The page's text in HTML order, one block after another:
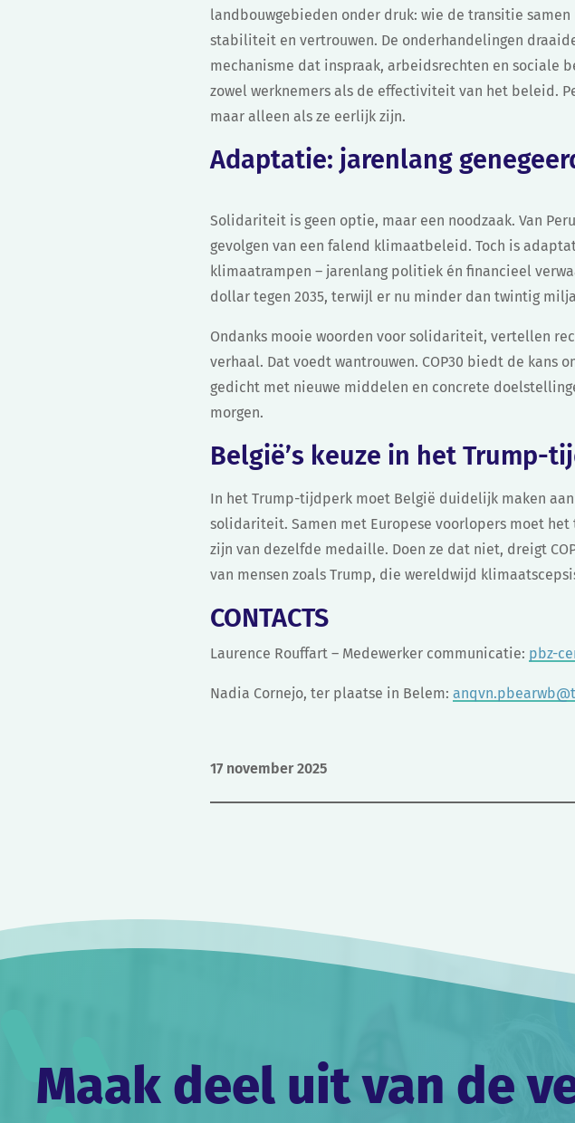
17 november 2025
landbouwgebieden onder druk: wie de transitie
stabiliteit en vertrouwen. De onderhandelingen
mechanisme dat inspraak, arbeidsrechten en sociale
zowel werknemers als de effectiviteit van het beleid.
maar alleen als ze eerlijk zijn.
Adaptatie: jarenlang
Solidariteit is geen optie, maar een noodzaak. Van
gevolgen van een falend klimaatbeleid. Toch is
klimaatrampen – jarenlang politiek én financieel
dollar tegen 2035, terwijl er nu minder dan twintig
Ondanks mooie woorden voor solidariteit, vertellen
verhaal. Dat voedt wantrouwen. COP30 biedt de
gedicht met nieuwe middelen en concrete
morgen.
België’s keuze in het Trump-
In het Trump-tijdperk moet België duidelijk maken
solidariteit. Samen met Europese voorlopers moet
zijn van dezelfde medaille. Doen ze dat niet, dreigt
van mensen zoals Trump, die wereldwijd
CONTACTS
Laurence Rouffart – Medewerker communicatie: pbz-
Nadia Cornejo, ter plaatse in Belem:
Maak deel uit van de